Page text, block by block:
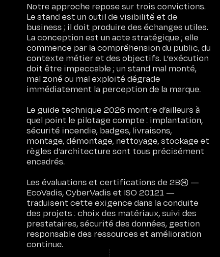
Notre approche repose sur trois convictions.
Le stand est un outil de visibilité et de
business ; il doit produire des échanges utiles.
La conception est un acte stratégique ; elle
commence par la compréhension du public, du
contexte métier et des objectifs. L’exécution
doit être impeccable ; un stand mal monté,
mal zoné ou mal exploité dégrade
immédiatement la perception de la marque.
Le guide technique 2026 montre d’ailleurs à
quel point le pilotage compte : implantation,
sécurité incendie, badges, livraisons,
montage, démontage, nettoyage, stockage et
règles d’architecture sont tous précisément
encadrés.
Les évaluations et certifications de 2B® —
EcoVadis, CyberVadis et ISO 20121 —
traduisent cette exigence dans la conduite
des projets : choix des matériaux, suivi des
prestataires, sécurité des données, gestion
responsable des ressources et amélioration
continue.